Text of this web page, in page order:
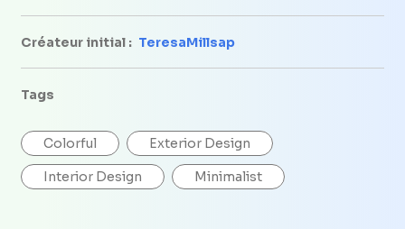
Créateur initial : TeresaMillsap
Tags
Colorful Exterior Design
Interior Design Minimalist